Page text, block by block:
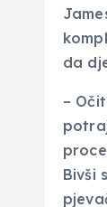
da
–
Bivši